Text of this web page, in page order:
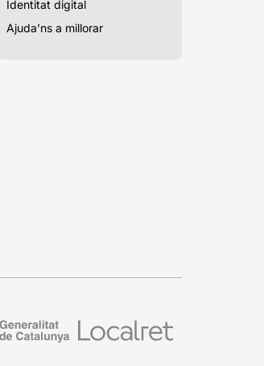
Identitat digital
Ajuda’ns a millorar